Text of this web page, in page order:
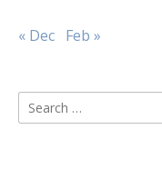
« Dec Feb »
Search
for: